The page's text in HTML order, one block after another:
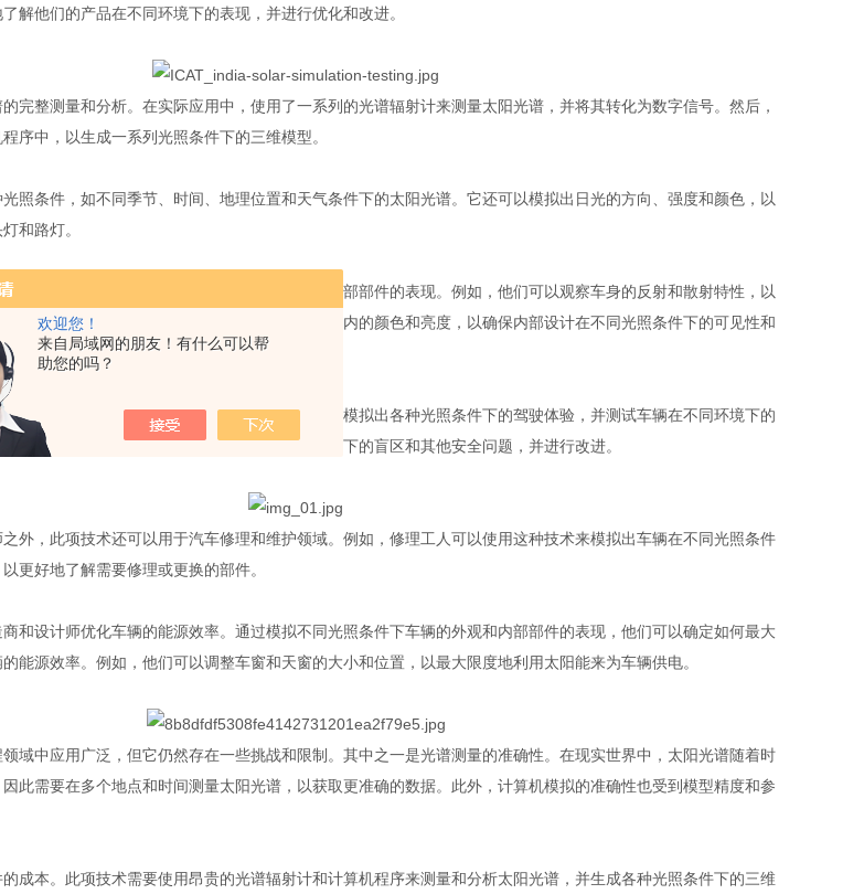
欢迎您！
来自局域网的朋友！有什么可以帮
助您的吗？
解他们的产品在不同环境下的表现，并进行优化和改进。
整测量和分析。在实际应用中，使用了一系列的光谱辐射计来测量太阳光谱，并将其转化为数字信号。然后，
序中，以生成一系列光照条件下的三维模型。
条件，如不同季节、时间、地理位置和天气条件下的太阳光谱。它还可以模拟出日光的方向、强度和颜色，以
和路灯。
技术来模拟车辆在不同光照条件下的外观和内部部件的表现。例如，他们可以观察车身的反射和散射特性，以
否符合设计要求。他们还可以模拟不同光源下车内的颜色和亮度，以确保内部设计在不同光照条件下的可见性和
测试。在这种测试中，制造商和研究人员可以模拟出各种光照条件下的驾驶体验，并测试车辆在不同环境下的
帮助制造商和研究人员发现车辆在不同光照条件下的盲区和其他安全问题，并进行改进。
，此项技术还可以用于汽车修理和维护领域。例如，修理工人可以使用这种技术来模拟出车辆在不同光照条件
更好地了解需要修理或更换的部件。
设计师优化车辆的能源效率。通过模拟不同光照条件下车辆的外观和内部部件的表现，他们可以确定如何最大
能源效率。例如，他们可以调整车窗和天窗的大小和位置，以最大限度地利用太阳能来为车辆供电。
中应用广泛，但它仍然存在一些挑战和限制。其中之一是光谱测量的准确性。在现实世界中，太阳光谱随着时
此需要在多个地点和时间测量太阳光谱，以获取更准确的数据。此外，计算机模拟的准确性也受到模型精度和参
本。此项技术需要使用昂贵的光谱辐射计和计算机程序来测量和分析太阳光谱，并生成各种光照条件下的三维